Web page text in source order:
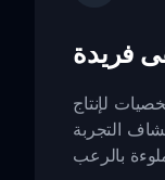
فريدة
لإنتاج
التجربة